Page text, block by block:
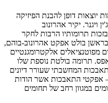
יוצאות דופן להבנת הפיזיקה
ויגנר. יקיר אהרונוב
תרומותיו הרבות לחקר
בולט אפקט אהרונוב-בוהם,
מפוטנציאלים אלקטרומגנטיים
תרומה בולטת נוספת שלו
המחשבתי שעורר דיונים
– אפקטי התאבכות אשר הודות
במגוון רחב של תחומים